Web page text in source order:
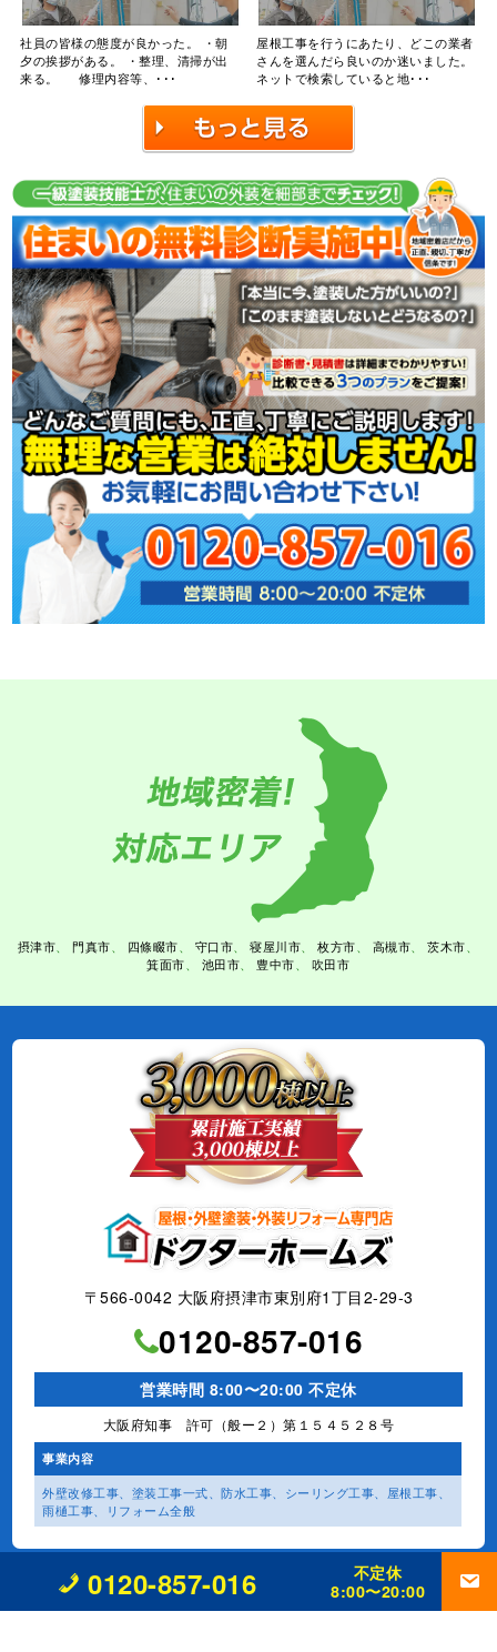
社員の皆様の態度が良かった。 ・朝
夕の挨拶がある。 ・整理、清掃が出
来る。 修理内容等、･･･
屋根工事を行うにあたり、どこの業者
さんを選んだら良いのか迷いました。
ネットで検索していると地･･･
0120-857-016
不定休
8:00〜20:00
摂津市 門真市 四條畷市 守口市 寝屋川市 枚方市 高槻市
茨木市
箕面市
池田市 豊中市 吹田市
〒566-0042 大阪府摂津市東別府1丁目2-29-3
0120-857-016
営業時間 8:00〜20:00 不定休
大阪府知事 許可（般ー２）第１５４５２８号
事業内容
外壁改修工事、塗装工事⼀式、防水工事、シーリング工事、 屋根工事、
雨樋工事、
リフォーム全般
©大阪府摂津市の外壁塗装・屋根塗装店【ドクターホームズ】All Rights Reserved.